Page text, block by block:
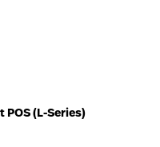
POS (L-Series)